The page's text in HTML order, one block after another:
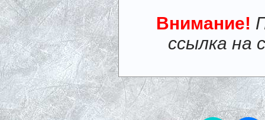
Внимание!
ссылка на